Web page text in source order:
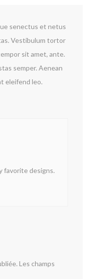
senectus et netus
Vestibulum tortor
sit amet, ante.
semper. Aenean
eleifend leo.
favorite designs.
Les champs